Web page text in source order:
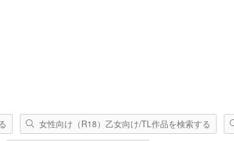
女性向け（R18）乙女向け/TL作品を検索する